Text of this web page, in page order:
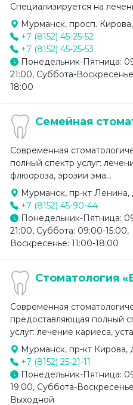
Специализируется на
Мурманск, просп.
+7 (8152) 45-25-52
+7 (8152) 45-25-53
Понедельник-Пятница:
21:00, Суббота-
18:00
Семейная
Современная
полный спектр услуг:
флюороза, эрозии эма...
Мурманск, пр-кт Ленина,
+7 (8152) 45-90-44
Понедельник-Пятница:
21:00, Суббота: 09:00-15:00,
Воскресенье: 11:00-18:00
Стоматология
Современная
предоставляющая полный
услуг: лечение кариеса,
Мурманск, пр-кт Кирова,
+7 (8152) 25-21-11
Понедельник-Пятница:
19:00, Суббота-
Выходной